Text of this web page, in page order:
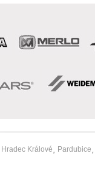
Hradec Králové Pardubice